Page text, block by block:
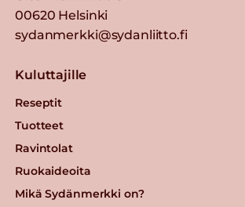
00620 Helsinki
sydanmerkki@sydanliitto.fi
Kuluttajille
Reseptit
Tuotteet
Ravintolat
Ruokaideoita
Mikä Sydänmerkki on?